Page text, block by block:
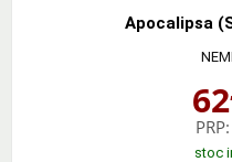
Apocalipsa
62
PRP:
stoc